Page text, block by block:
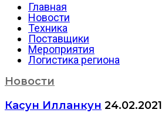
Главная
Новости
Техника
Поставщики
Мероприятия
Логистика региона
Новости
Касун Илланкун 24.02.2021